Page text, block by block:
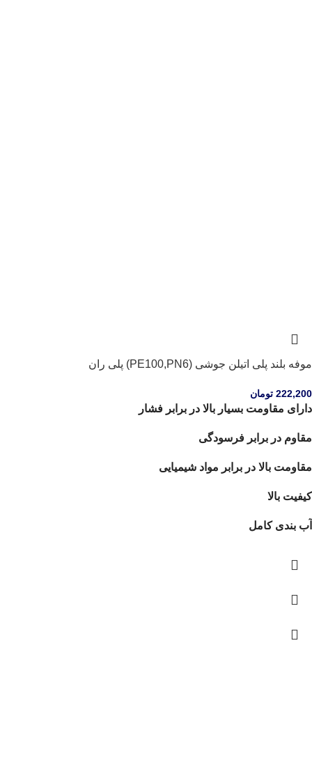
موفه بلند پلی اتیلن جوشی (PE100,PN6) پلی ران
222,200 تومان
دارای مقاومت بسیار بالا در برابر فشار
مقاوم در برابر فرسودگی
مقاومت بالا در برابر مواد شیمیایی
کیفیت بالا
آب بندی کامل